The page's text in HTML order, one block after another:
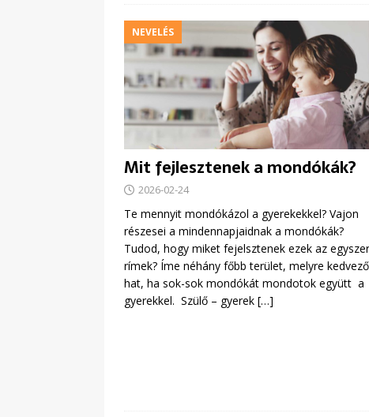
NEVELÉS
Mit fejlesztenek a mondókák?
2026-02-24
Te mennyit mondókázol a gyerekekkel? Vajon
részesei a mindennapjaidnak a mondókák?
Tudod, hogy miket fejelsztenek ezek az
rímek? Íme néhány főbb terület, melyre
hat, ha sok-sok mondókát mondotok együtt a
gyerekkel. Szülő – gyerek […]